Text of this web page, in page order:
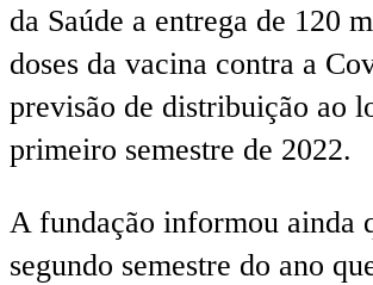
da Saúde a entrega de 120
doses da vacina contra a
previsão de distribuição ao
primeiro semestre de 2022.
A fundação informou ainda
segundo semestre do ano